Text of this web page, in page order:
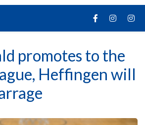
promotes to the
Heffingen will